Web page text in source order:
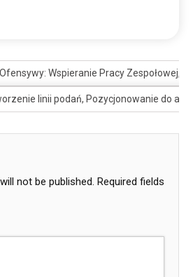
Wspieranie Pracy Zespołowej,
linii podań, Pozycjonowanie do
not be published. Required fields